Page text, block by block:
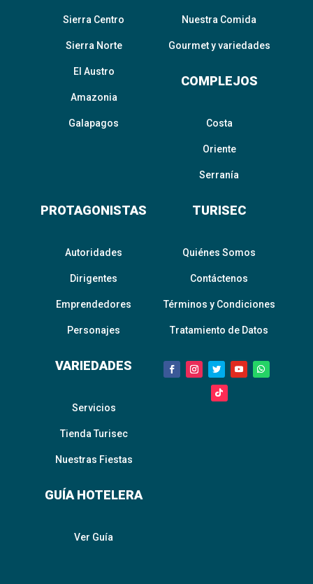
Sierra Centro
Sierra Norte
El Austro
Amazonia
Galapagos
Nuestra Comida
Gourmet y variedades
COMPLEJOS
Costa
Oriente
Serranía
PROTAGONISTAS
Autoridades
Dirigentes
Emprendedores
Personajes
VARIEDADES
Servicios
Tienda Turisec
Nuestras Fiestas
GUÍA HOTELERA
Ver Guía
TURISEC
Quiénes Somos
Contáctenos
Términos y Condiciones
Tratamiento de Datos